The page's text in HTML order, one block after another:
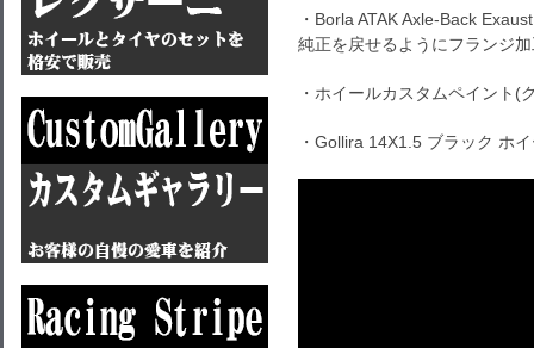
・Borla ATAK Axle-Back
純正を戻せるようにフランジ
・ホイールカスタムペイント(
・Gollira 14X1.5 ブラック ホ